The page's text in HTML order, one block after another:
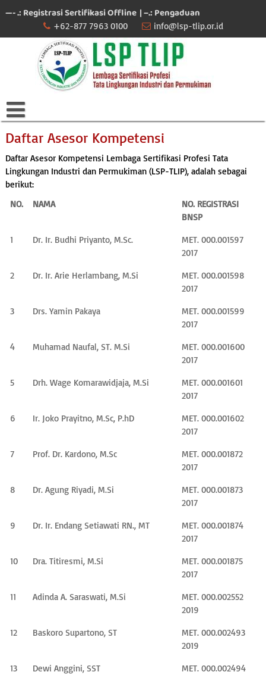
to—- .: Registrasi Sertifikasi Offline | –.: Pengaduan
+62-877 7963 0100 info@lsp-tlip.or.id
Daftar Asesor Kompetensi
Daftar Asesor Kompetensi Lembaga Sertifikasi Profesi Tata
Lingkungan Industri dan Permukiman (LSP-TLIP), adalah sebagai
berikut:
NO.
NAMA
NO. REGISTRASI
BNSP
1
Dr. Ir. Budhi Priyanto, M.Sc.
MET. 000.001597
2017
2
Dr. Ir. Arie Herlambang, M.Si
MET. 000.001598
2017
3
Drs. Yamin Pakaya
MET. 000.001599
2017
4
Muhamad Naufal, ST. M.Si
MET. 000.001600
2017
5
Drh. Wage Komarawidjaja, M.Si
MET. 000.001601
2017
6
Ir. Joko Prayitno, M.Sc, P.hD
MET. 000.001602
2017
7
Prof. Dr. Kardono, M.Sc
MET. 000.001872
2017
8
Dr. Agung Riyadi, M.Si
MET. 000.001873
2017
9
Dr. Ir. Endang Setiawati RN., MT
MET. 000.001874
2017
10
Dra. Titiresmi, M.Si
MET. 000.001875
2017
11
Adinda A. Saraswati, M.Si
MET. 000.002552
2019
12
Baskoro Supartono, ST
MET. 000.002493
2019
13
Dewi Anggini, SST
MET. 000.002494